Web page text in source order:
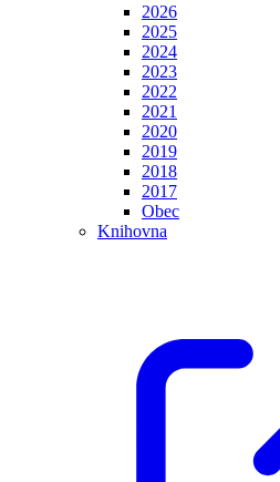
2026
2025
2024
2023
2022
2021
2020
2019
2018
2017
Obec
Knihovna